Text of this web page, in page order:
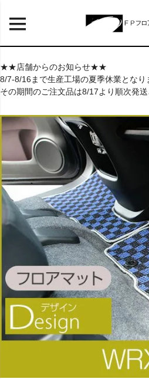
★★店舗からのお知らせ★★
8/7-8/16まで生産工場の夏季休業となり
その期間のご注文品は8/17より順次発送